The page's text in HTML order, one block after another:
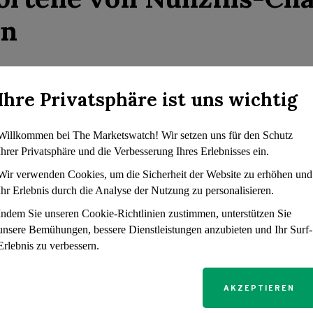
Drucks sind Null-Prozent-Karten für den
leicht erhältlich. Ted Rossman von Bankrate
Angebote hervor, selbst wenn die
überschreiten. „Saldotransferkarten sind immer noch
Kreditkartenschulden“, bekräftigt Schulz. Diese
bestehende Schulden auf eine neue Karte zu
zinsfrei ist, was erhebliche Einsparungen bei den
Zinssätze und erheblicher Kreditkartenschulden
angehalten, die verfügbaren Finanzinstrumente zu
verringern. Die von Finanzexperten skizzierten
effektiven Jahreszinsen und ermöglichen es den
Privatsphäre ist uns wichtig
bei The Marketswatch! Wir setzen uns für den Schutz
Privatsphäre und die Verbesserung Ihres Erlebnisses ein.
verwenden Cookies, um die Sicherheit der Website zu erhöhen und
Erlebnis durch die Analyse der Nutzung zu personalisieren.
Sie unseren Cookie-Richtlinien zustimmen, unterstützen Sie
Bemühungen, bessere Dienstleistungen anzubieten und Ihr Surf-
zu verbessern.
AKZEPTIEREN